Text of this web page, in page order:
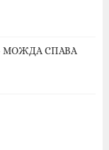
– МОЖДА СПАВА